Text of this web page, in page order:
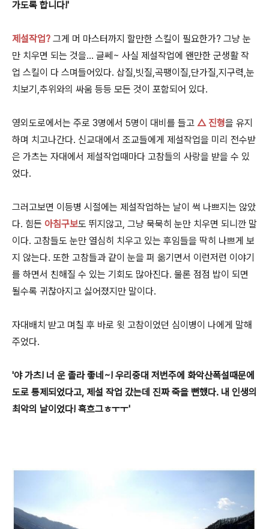
가도록 합니다!'
제설작업? 그게 머 마스터까지 할만한 스킬이 필요한가? 그냥 눈
만 치우면 되는 것을... 글쎄~ 사실 제설작업에 왠만한 군생활 작
업 스킬이 다 스며들어있다. 삽질,빗질,곡팽이질,단가질,지구력,눈
치보기,추위와의 싸움 등등 모든 것이 포함되어 있다.
영외도로에서는 주로 3명에서 5명이 대비를 들고 △ 진형을 유지
하며 치고나간다. 신교대에서 조교들에게 제설작업을 미리 전수받
은 가츠는 자대에서 제설작업때마다 고참들의 사랑을 받을 수 있
었다.
그러고보면 이등병 시절에는 제설작업하는 날이 썩 나쁘지는 않았
다. 힘든 아침구보도 뛰지않고, 그냥 묵묵히 눈만 치우면 되니깐 말
이다. 고참들도 눈만 열심히 치우고 있는 후임들을 딱히 나쁘게 보
지 않는다. 또한 고참들과 같이 눈을 퍼 옮기면서 이런저런 이야기
를 하면서 친해질 수 있는 기회도 많아진다. 물론 점점 밥이 되면
될수록 귀찮아지고 싫어졌지만 말이다.
자대배치 받고 며칠 후 바로 윗 고참이었던 심이병이 나에게 말해
주었다.
'야 가츠! 너 운 졸라 좋네~! 우리중대 저번주에 화악산폭설때문에
도로 통제되었다고, 제설 작업 갔는데 진짜 죽을 뻔했다. 내 인생의
최악의 날이었다! 흑흐그ㅎㅜㅜ'